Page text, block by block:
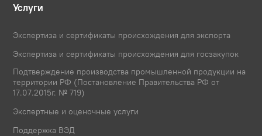
Услуги
Экспертиза и сертификаты происхождения для экспорта
Экспертиза и сертификаты происхождения для госзакупок
Подтверждение производства промышленной продукции на
территории РФ (Постановление Правительства РФ от
17.07.2015г. № 719)
Экспертные и оценочные услуги
Поддержка ВЭД